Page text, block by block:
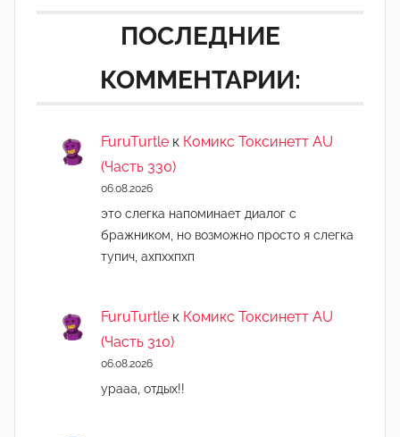
ПОСЛЕДНИЕ
КОММЕНТАРИИ:
FuruTurtle к Комикс Токсинетт AU
(Часть 330)
06.08.2026
это слегка напоминает диалог с
бражником, но возможно просто я слегка
тупич, ахпххпхп
FuruTurtle к Комикс Токсинетт AU
(Часть 310)
06.08.2026
урааа, отдых!!